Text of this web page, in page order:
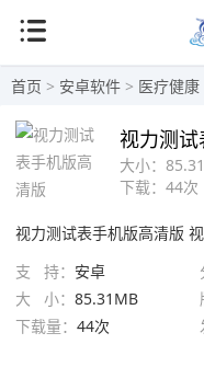
首页 > 安卓软件 > 医疗健康
大小：
下载： 44次
视力测试表手机版高清版
支 持： 安卓
大 小： 85.31MB
下载量： 44次